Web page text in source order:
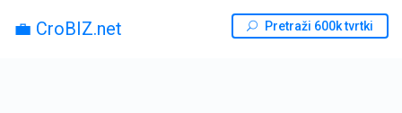
💼 CroBIZ.net Pretraži 600k tvrtki